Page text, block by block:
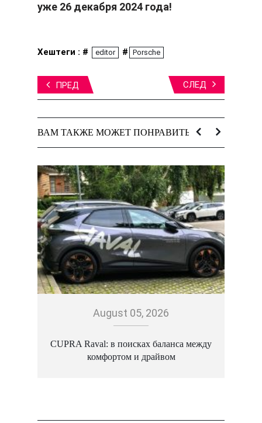
уже 26 декабря 2024 года!
Хештеги : # editor # Porsche
ПРЕД СЛЕД
ВАМ ТАКЖЕ МОЖЕТ ПОНРАВИТЬСЯ:
August 05, 2026
CUPRA Raval: в поисках баланса между
комфортом и драйвом